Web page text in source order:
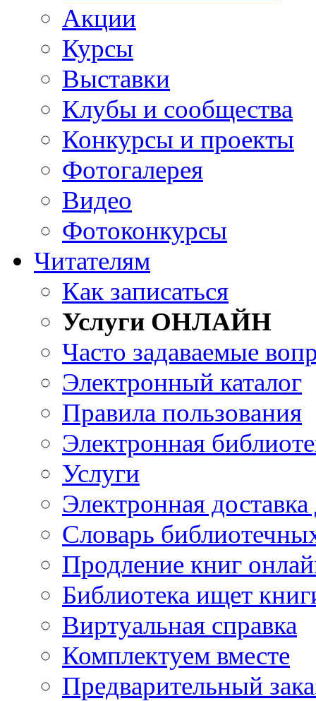
Акции
Курсы
Выставки
Клубы и сообщества
Конкурсы и проекты
Фотогалерея
Видео
Фотоконкурсы
Читателям
Как записаться
Услуги ОНЛАЙН
Часто задаваемые
Электронный каталог
Правила пользования
Электронная
Услуги
Электронная
Словарь
Продление книг
Библиотека ищет
Виртуальная справка
Комплектуем вместе
Предварительный